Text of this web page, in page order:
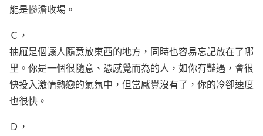
能是慘澹收場。
Ｃ，
抽屜是個讓人隨意放東西的地方，同時也容易忘記放在了哪
里。你是一個很隨意、憑感覺而為的人，如你有豔遇，會很
快投入激情熱戀的氣氛中，但當感覺沒有了，你的冷卻速度
也很快。
Ｄ，